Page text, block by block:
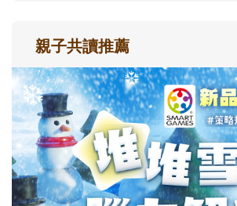
親子共讀推薦
最新活動